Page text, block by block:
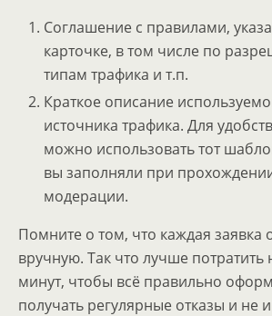
Соглашение с правилами,
карточке, в том числе по
типам трафика и т.п.
Краткое описание
источника трафика. Для
можно использовать тот
вы заполняли при
модерации.
Помните о том, что каждая заявка
вручную. Так что лучше потратить
минут, чтобы всё правильно
получать регулярные отказы и не